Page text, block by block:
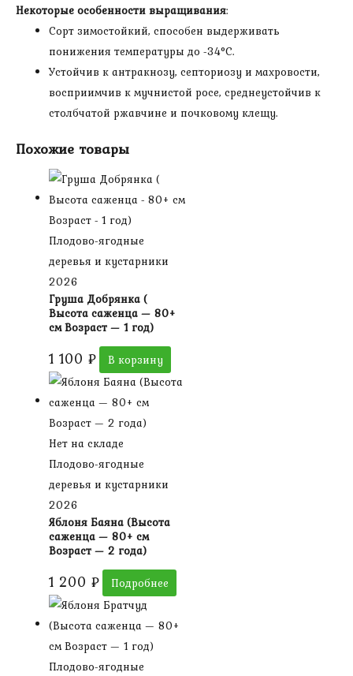
Некоторые особенности выращивания:
Сорт зимостойкий, способен выдерживать
понижения температуры до -34°С.
Устойчив к антракнозу, септориозу и махровости,
восприимчив к мучнистой росе, среднеустойчив к
столбчатой ржавчине и почковому клещу.
Похожие товары
Плодово-ягодные
деревья и кустарники
2026
Груша Добрянка (
Высота саженца — 80+
см Возраст — 1 год)
1 100 ₽ В корзину
Нет на складе
Плодово-ягодные
деревья и кустарники
2026
Яблоня Баяна (Высота
саженца — 80+ см
Возраст — 2 года)
1 200 ₽ Подробнее
Плодово-ягодные